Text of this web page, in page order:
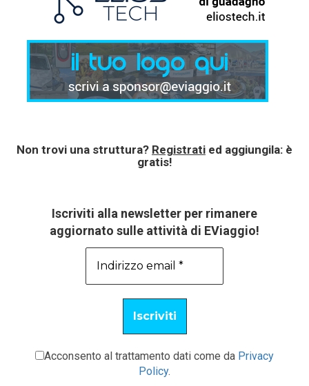
Non trovi una struttura? Registrati ed aggiungila: è
gratis!
Iscriviti alla newsletter per rimanere
aggiornato sulle attività di EViaggio!
Acconsento al trattamento dati come da Privacy
Policy.